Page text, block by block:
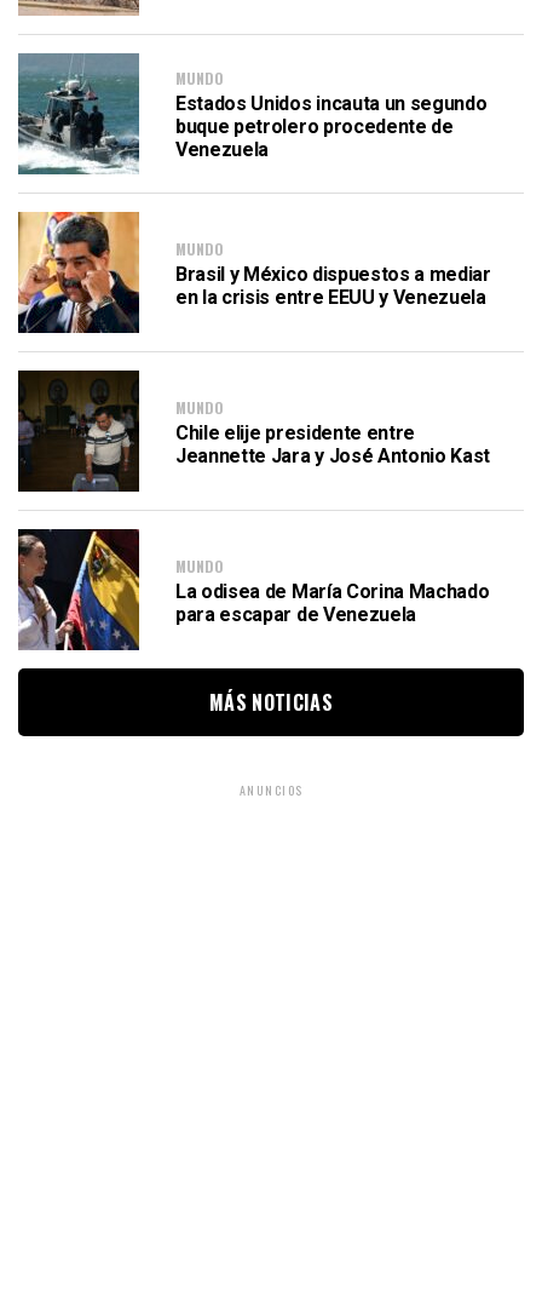
MUNDO
Estados Unidos incauta un segundo
buque petrolero procedente de
Venezuela
MUNDO
Brasil y México dispuestos a mediar
en la crisis entre EEUU y Venezuela
MUNDO
Chile elije presidente entre
Jeannette Jara y José Antonio Kast
MUNDO
La odisea de María Corina Machado
para escapar de Venezuela
MÁS NOTICIAS
ANUNCIOS